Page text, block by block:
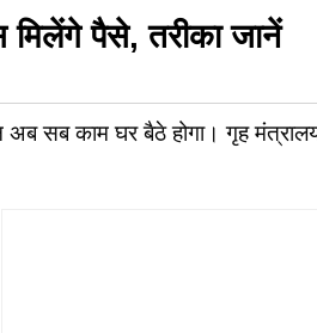
पैसे, तरीका जानें
सब काम घर बैठे होगा। गृह